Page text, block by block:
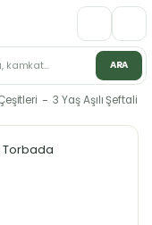
ARA
3 Yaş Aşılı Şeftali